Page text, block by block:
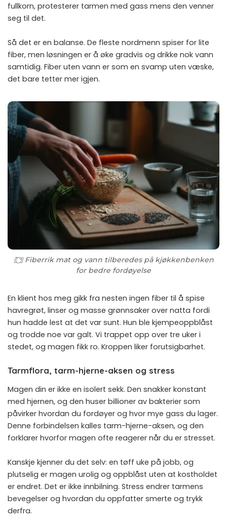
fullkorn, protesterer tarmen med gass mens den venner
seg til det.
Så det er en balanse. De fleste nordmenn spiser for lite
fiber, men løsningen er å øke gradvis og drikke nok vann
samtidig. Fiber uten vann er som en svamp uten væske,
det bare tetter mer igjen.
Fiberrik mat og vann tilberedes på kjøkkenbenken
for bedre fordøyelse
En klient hos meg gikk fra nesten ingen fiber til å spise
havregrøt, linser og masse grønnsaker over natta fordi
hun hadde lest at det var sunt. Hun ble kjempeoppblåst
og trodde noe var galt. Vi trappet opp over tre uker i
stedet, og magen fikk ro. Kroppen liker forutsigbarhet.
Tarmflora, tarm-hjerne-aksen og stress
Magen din er ikke en isolert sekk. Den snakker konstant
med hjernen, og den huser billioner av bakterier som
påvirker hvordan du fordøyer og hvor mye gass du lager.
Denne forbindelsen kalles tarm-hjerne-aksen, og den
forklarer hvorfor magen ofte reagerer når du er stresset.
Kanskje kjenner du det selv: en tøff uke på jobb, og
plutselig er magen urolig og oppblåst uten at kostholdet
er endret. Det er ikke innbilning. Stress endrer tarmens
bevegelser og hvordan du oppfatter smerte og trykk
derfra.